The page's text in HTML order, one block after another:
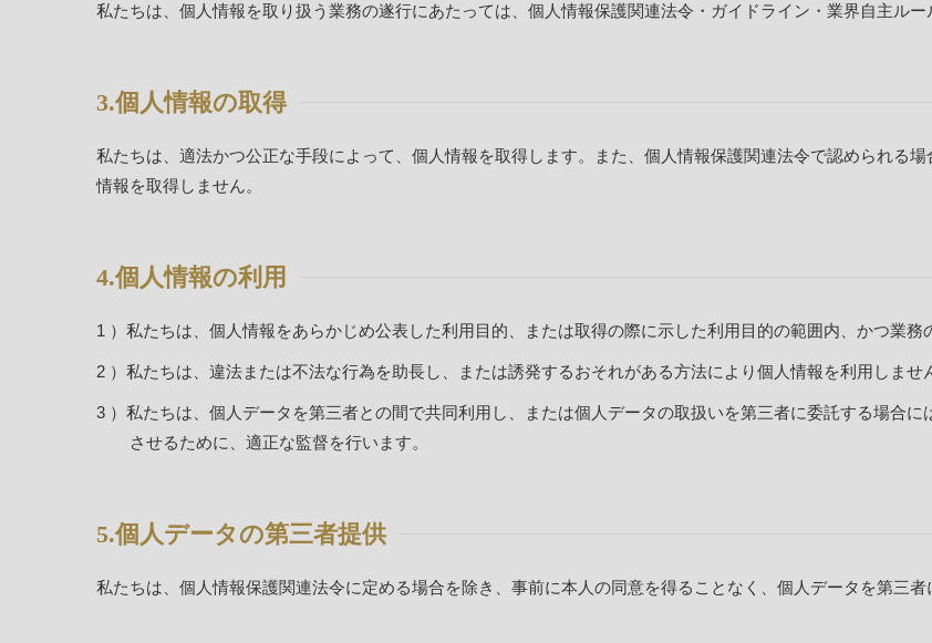
私たちは、個人情報を取り扱う業務の遂行にあたっては、個人情報保護関連法令・ガイドライン・業界自主ルー
3.個人情報の取得
私たちは、適法かつ公正な手段によって、個人情報を取得します。また、個人情報保護関連法令で認められる
情報を取得しません。
4.個人情報の利用
私たちは、個人情報をあらかじめ公表した利用目的、または取得の際に示した利用目的の範囲内、かつ業務
私たちは、違法または不法な行為を助長し、または誘発するおそれがある方法により個人情報を利用しませ
私たちは、個人データを第三者との間で共同利用し、または個人データの取扱いを第三者に委託する場合
させるために、適正な監督を行います。
5.個人データの第三者提供
私たちは、個人情報保護関連法令に定める場合を除き、事前に本人の同意を得ることなく、個人データを第三者